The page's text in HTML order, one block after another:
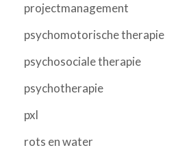
projectmanagement
psychomotorische therapie
psychosociale therapie
psychotherapie
pxl
rots en water